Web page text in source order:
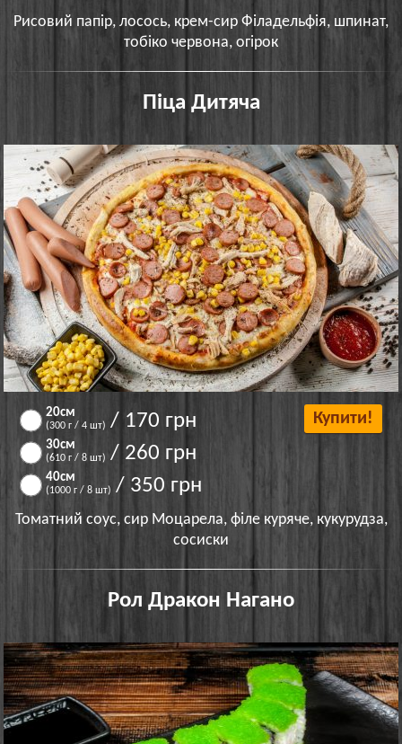
Рисовий папір, лосось, крем-сир Філадельфія, шпинат,
тобіко червона, огірок
Піца Дитяча
20см
(300 г / 4 шт) / 170 грн
30см
(610 г / 8 шт) / 260 грн
40см
(1000 г / 8 шт) / 350 грн
Купити!
Томатний соус, сир Моцарела, філе куряче, кукурудза,
сосиски
Рол Дракон Нагано